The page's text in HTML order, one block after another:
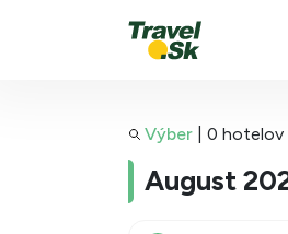
Výber 0 hotelov
August